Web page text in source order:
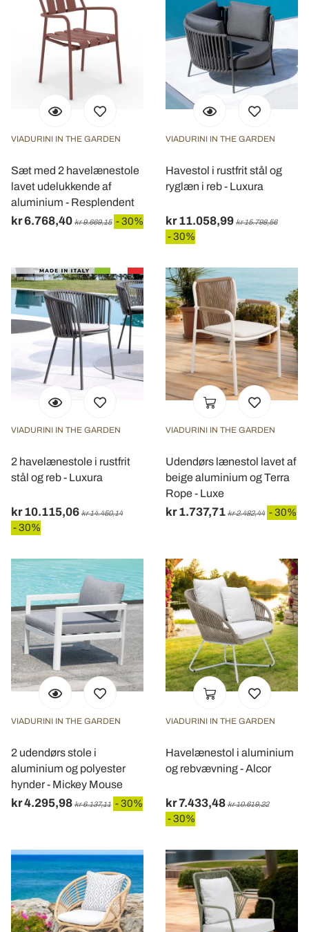
VIADURINI IN THE GARDEN
Sæt med 2 havelænestole
lavet udelukkende af
aluminium - Resplendent
kr 6.768,40 kr 9.669,15 - 30%
VIADURINI IN THE GARDEN
Havestol i rustfrit stål og
ryglæn i reb - Luxura
kr 11.058,99 kr 15.798,56
- 30%
VIADURINI IN THE GARDEN
2 havelænestole i rustfrit
stål og reb - Luxura
kr 10.115,06 kr 14.450,14
- 30%
VIADURINI IN THE GARDEN
Udendørs lænestol lavet af
beige aluminium og Terra
Rope - Luxe
kr 1.737,71 kr 2.482,44 - 30%
VIADURINI IN THE GARDEN
2 udendørs stole i
aluminium og polyester
hynder - Mickey Mouse
kr 4.295,98 kr 6.137,11 - 30%
VIADURINI IN THE GARDEN
Havelænestol i aluminium
og rebvævning - Alcor
kr 7.433,48 kr 10.619,22
- 30%